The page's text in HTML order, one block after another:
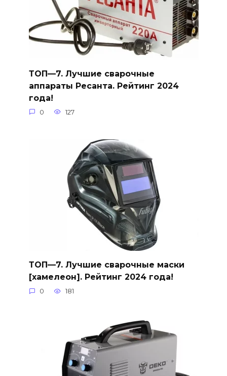
ТОП—7. Лучшие сварочные
аппараты Ресанта. Рейтинг 2024
года!
0 127
ТОП—7. Лучшие сварочные маски
[хамелеон]. Рейтинг 2024 года!
0 181